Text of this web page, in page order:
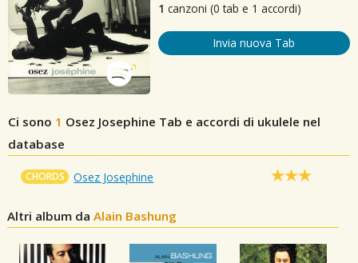
1 canzoni (0 tab e 1 accordi)
Invia nuova Tab
Ci sono 1 Osez Josephine Tab e accordi di ukulele nel
database
CHORDS Osez Josephine
Altri album daAlain Bashung